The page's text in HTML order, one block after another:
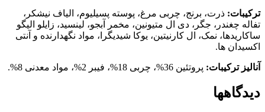
ترکیبات: ذرت، برنج، چربی مرغ، پوسته پسیلیوم، الیاف نیشکر،
تفاله چغندر، جگر، دی ال متیونین، مخمر آبجو، لینسید، زایلو الیگو
ساکاریدها، نمک، ال کارنیتین، یوکا شیدیگرا، مواد نگهدارنده و آنتی
اکسیدان ها.
آنالیز ترکیبات: پروتئین 36%، چربی 18%، فیبر 2%، مواد معدنی 8%.
دیدگاهها